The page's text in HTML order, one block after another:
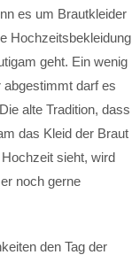
es um Brautkleider
Hochzeitsbekleidung
geht. Ein wenig
abgestimmt darf es
alte Tradition, dass
das Kleid der Braut
sieht, wird
noch gerne
den Tag der